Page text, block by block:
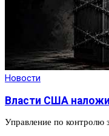
Новости
Власти США
Управление по